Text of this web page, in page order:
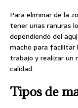
Para eliminar de la
tener unas ranuras
dependiendo del
macho para facilitar
trabajo y realizar un
calidad.
Tipos de